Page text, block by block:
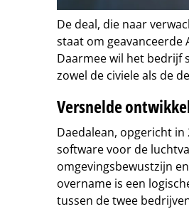
De deal, die naar
staat om
Daarmee wil het bedrijf
zowel de civiele als de
Versnelde
Daedalean, opgericht in
software voor de
omgevingsbewustzijn
overname is een
tussen de twee